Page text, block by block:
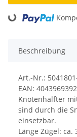
Loading...
Beschreibung
Art.-Nr.:
EAN:
Knotenhalfter
sind durch die
einsetzbar.
Länge Zügel: ca.